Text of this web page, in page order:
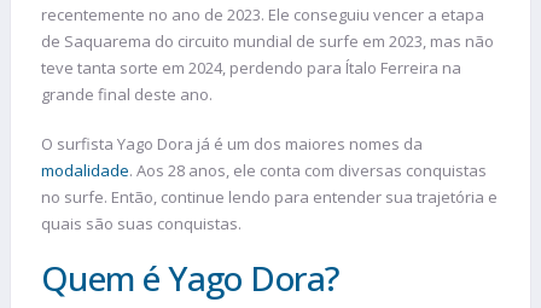
recentemente no ano de 2023. Ele conseguiu vencer a etapa
de Saquarema do circuito mundial de surfe em 2023, mas não
teve tanta sorte em 2024, perdendo para Ítalo Ferreira na
grande final deste ano.
O surfista Yago Dora já é um dos maiores nomes da
modalidade. Aos 28 anos, ele conta com diversas conquistas
no surfe. Então, continue lendo para entender sua trajetória e
quais são suas conquistas.
Quem é Yago Dora?